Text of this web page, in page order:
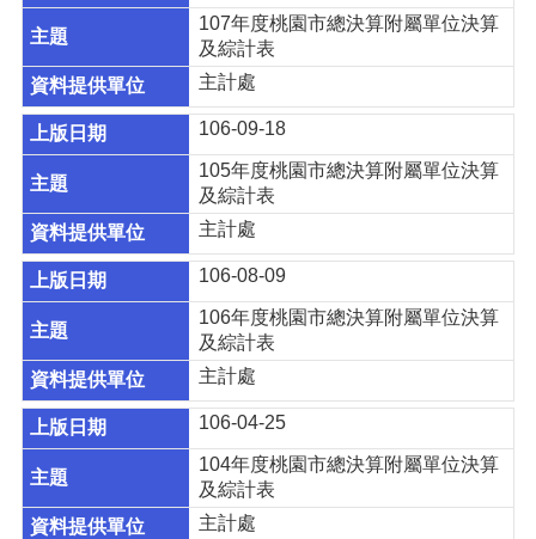
關
網
站
回
首
網
站
導
覽
常
見
問
答
市
政
信
箱
107年度桃園市總決算附屬單位決算
及綜計表
主計處
106-09-18
105年度桃園市總決算附屬單位決算
及綜計表
主計處
106-08-09
106年度桃園市總決算附屬單位決算
及綜計表
主計處
106-04-25
104年度桃園市總決算附屬單位決算
及綜計表
主計處